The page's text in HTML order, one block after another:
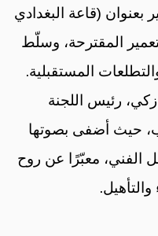
(قاعة البغدادي
المقترحة، وسلّط
المستقبلية.
رئيس اللجنة
حيث أضفى بصوتها
الفني، معبّرًا عن روح
والتأهيل.